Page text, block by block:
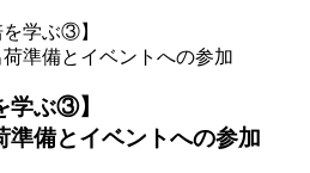
を学ぶ③】
準備とイベントへの参加
学ぶ③】
準備とイベントへの参加